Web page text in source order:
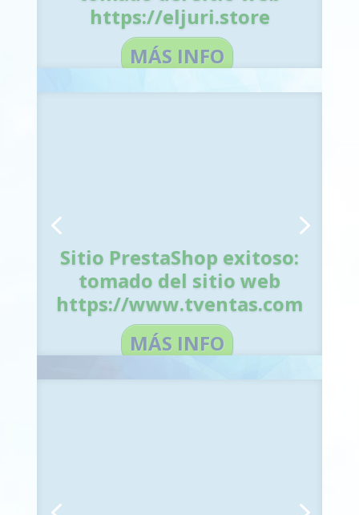
MÁS INFO
https://eljuri.store
MÁS INFO
Sitio PrestaShop exitoso:
tomado del sitio web
https://www.tventas.com
MÁS INFO
Sitio PrestaShop exitoso:
tomado del sitio web
https://www.tventas.com
MÁS INFO